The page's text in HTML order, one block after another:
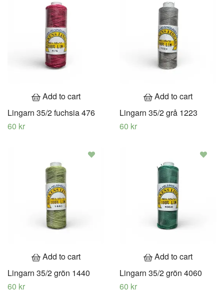
Add to cart
Lingarn 35/2 fuchsia 476
60 kr
Add to cart
Lingarn 35/2 grå 1223
60 kr
Add to cart
Lingarn 35/2 grön 1440
60 kr
Add to cart
Lingarn 35/2 grön 4060
60 kr